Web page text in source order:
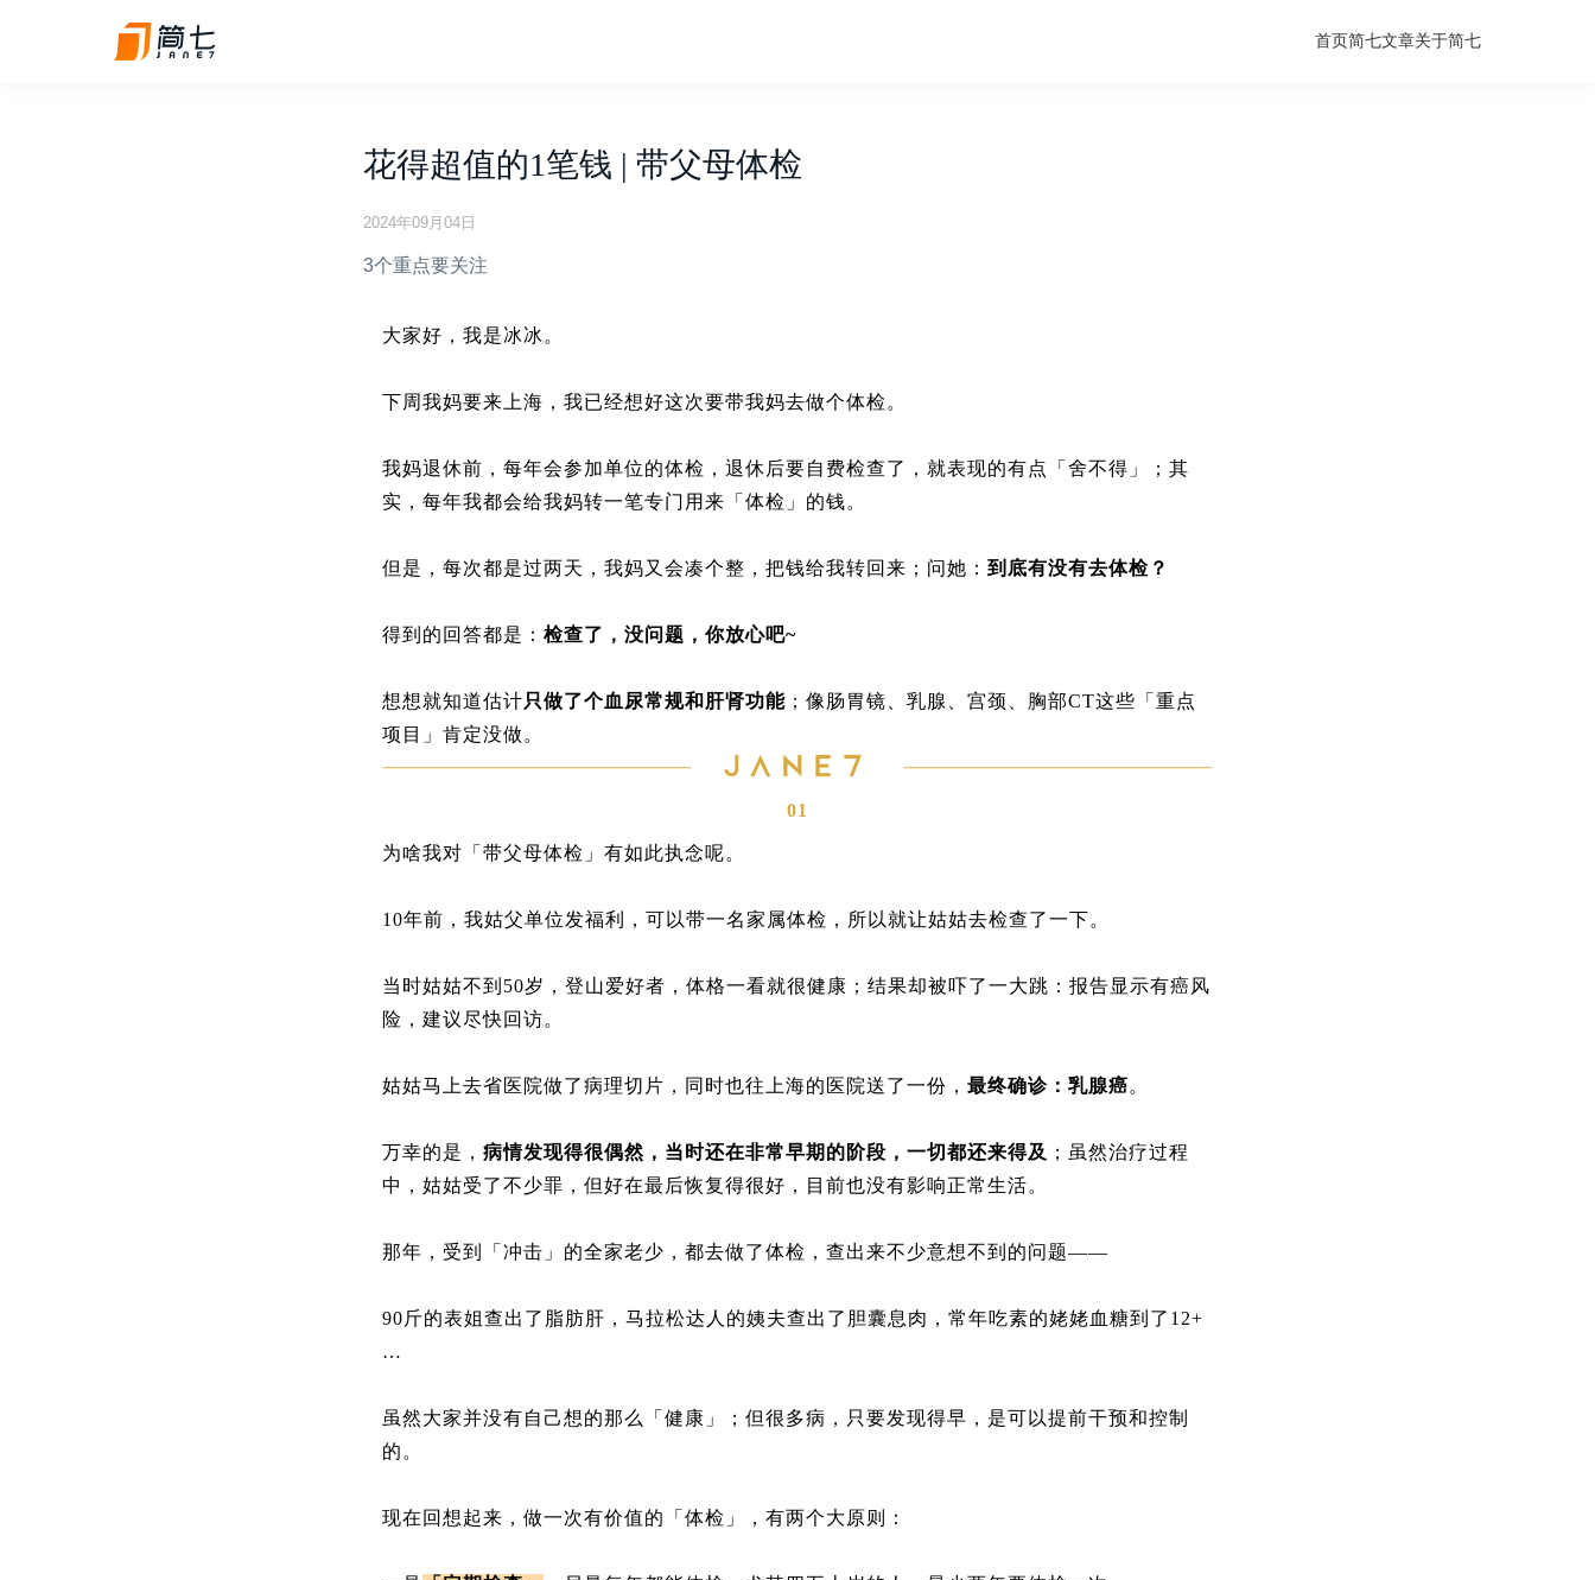
首页简七文章关于简七
花得超值的1笔钱 | 带父母体检
2024年09月04日
3个重点要关注
大家好，我是冰冰。
下周我妈要来上海，我已经想好这次要带我妈去做个体检。
我妈退休前，每年会参加单位的体检，退休后要自费检查了，就表现的有点「舍不得」；其
实，每年我都会给我妈转一笔专门用来「体检」的钱。
但是，每次都是过两天，我妈又会凑个整，把钱给我转回来；问她： 到底有没有去体检？
得到的回答都是： 检查了，没问题，你放心吧~
想想就知道估计只做了个血尿常规和肝肾功能 ；像肠胃镜、乳腺、宫颈、胸部CT这些「重点
项目」肯定没做。
01
为啥我对「带父母体检」有如此执念呢。
10年前，我姑父单位发福利，可以带一名家属体检，所以就让姑姑去检查了一下。
当时姑姑不到50岁，登山爱好者，体格一看就很健康；结果却被吓了一大跳：报告显示有癌风
险，建议尽快回访。
姑姑马上去省医院做了病理切片，同时也往上海的医院送了一份， 最终确诊：乳腺癌。
万幸的是， 病情发现得很偶然，当时还在非常早期的阶段，一切都还来得及 ；虽然治疗过程
中，姑姑受了不少罪，但好在最后恢复得很好，目前也没有影响正常生活。
那年，受到「冲击」的全家老少，都去做了体检，查出来不少意想不到的问题——
90斤的表姐查出了脂肪肝，马拉松达人的姨夫查出了胆囊息肉，常年吃素的姥姥血糖到了12+
…
虽然大家并没有自己想的那么「健康」；但很多病，只要发现得早，是可以提前干预和控制
的。
现在回想起来，做一次有价值的「体检」，有两个大原则：